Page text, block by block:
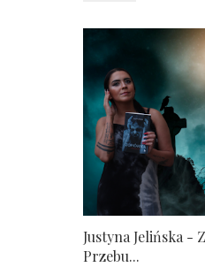
Justyna Jelińska -
Przebu...